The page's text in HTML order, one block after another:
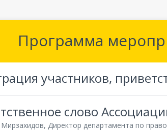
Программа
участников,
слово
Директор департамента по